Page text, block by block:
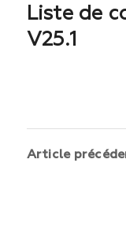
Liste de
V25.1
Article